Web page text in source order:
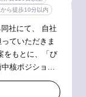
ら徒歩10分以内
社にて、 自社
ていただきま
核ポジション